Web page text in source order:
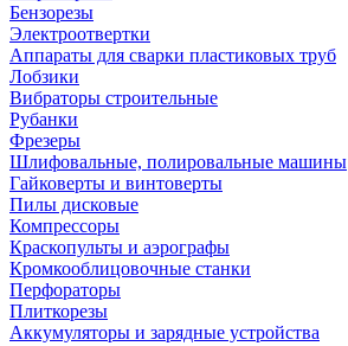
Бензорезы
Электроотвертки
Аппараты для сварки пластиковых труб
Лобзики
Вибраторы строительные
Рубанки
Фрезеры
Шлифовальные, полировальные машины
Гайковерты и винтоверты
Пилы дисковые
Компрессоры
Краскопульты и аэрографы
Кромкооблицовочные станки
Перфораторы
Плиткорезы
Аккумуляторы и зарядные устройства